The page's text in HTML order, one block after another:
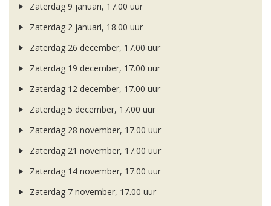
Zaterdag 9 januari, 17.00 uur
Zaterdag 2 januari, 18.00 uur
Zaterdag 26 december, 17.00 uur
Zaterdag 19 december, 17.00 uur
Zaterdag 12 december, 17.00 uur
Zaterdag 5 december, 17.00 uur
Zaterdag 28 november, 17.00 uur
Zaterdag 21 november, 17.00 uur
Zaterdag 14 november, 17.00 uur
Zaterdag 7 november, 17.00 uur